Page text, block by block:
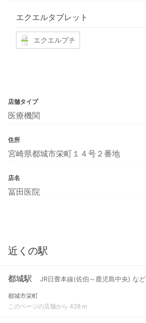
エクエルタブレット
エクエルプチ
店舗タイプ
医療機関
住所
宮崎県都城市栄町１４号２番地
店名
冨田医院
近くの駅
都城駅 JR日豊本線(佐伯～鹿児島中央) など
都城市栄町
このページの店舗から 428 m